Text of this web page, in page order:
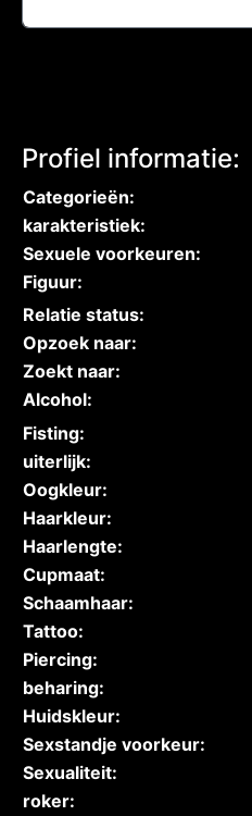
Profiel informatie:
Categorieën:
karakteristiek:
Sexuele voorkeuren:
Figuur:
Relatie status:
Opzoek naar:
Zoekt naar:
Alcohol:
Fisting:
uiterlijk:
Oogkleur:
Haarkleur:
Haarlengte:
Cupmaat:
Schaamhaar:
Tattoo:
Piercing:
beharing:
Huidskleur:
Sexstandje voorkeur:
Sexualiteit:
roker: